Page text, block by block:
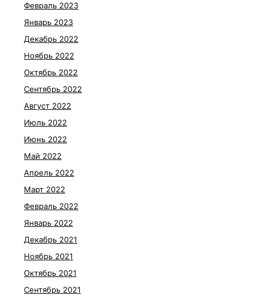
Февраль 2023
Январь 2023
Декабрь 2022
Ноябрь 2022
Октябрь 2022
Сентябрь 2022
Август 2022
Июль 2022
Июнь 2022
Май 2022
Апрель 2022
Март 2022
Февраль 2022
Январь 2022
Декабрь 2021
Ноябрь 2021
Октябрь 2021
Сентябрь 2021